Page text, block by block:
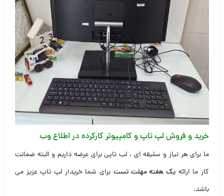
خرید و فروش لپ تاپ و کامپیوتر کارکرده در اطلاع وب
ما برای هر نیاز و سلیقه ای ، لب تاپی برای عرضه داریم و البته ضمانت
کار ما ارائهیک هفته مهلت تست برای شما خریدار لپ تاپ عزیز می
باشد.